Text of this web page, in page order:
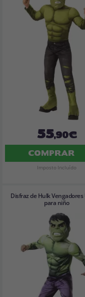
55,90€
COMPRAR
Imposto Incluído
Disfraz de Hulk Vengadores
para niño